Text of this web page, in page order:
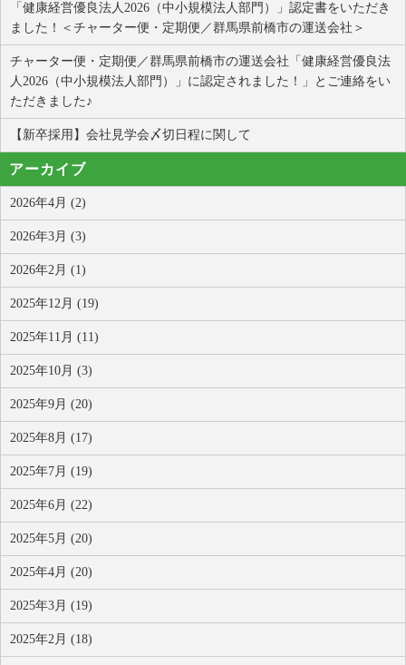
「健康経営優良法人2026（中小規模法人部門）」認定書をいただき
ました！＜チャーター便・定期便／群馬県前橋市の運送会社＞
チャーター便・定期便／群馬県前橋市の運送会社「健康経営優良法
人2026（中小規模法人部門）」に認定されました！」とご連絡をい
ただきました♪
【新卒採用】会社見学会〆切日程に関して
アーカイブ
2026年4月 (2)
2026年3月 (3)
2026年2月 (1)
2025年12月 (19)
2025年11月 (11)
2025年10月 (3)
2025年9月 (20)
2025年8月 (17)
2025年7月 (19)
2025年6月 (22)
2025年5月 (20)
2025年4月 (20)
2025年3月 (19)
2025年2月 (18)